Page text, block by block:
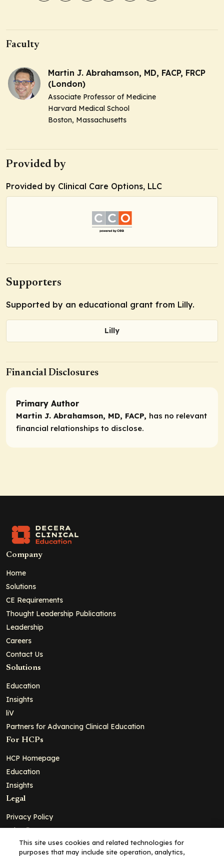
Faculty
Martin J. Abrahamson, MD, FACP, FRCP
(London)
Associate Professor of Medicine
Harvard Medical School
Boston, Massachusetts
Provided by
Provided by Clinical Care Options, LLC
Supporters
Supported by an educational grant from Lilly.
Lilly
Financial Disclosures
Primary Author
Martin J. Abrahamson, MD, FACP, has no relevant
financial relationships to disclose.
Company
Home
Solutions
CE Requirements
Thought Leadership Publications
Leadership
Careers
Contact Us
Solutions
Education
Insights
liV
Partners for Advancing Clinical Education
For HCPs
HCP Homepage
Education
Insights
Legal
Privacy Policy
Ad Policy
Terms and Conditions
This site uses cookies and related technologies for
purposes that may include site operation, analytics,